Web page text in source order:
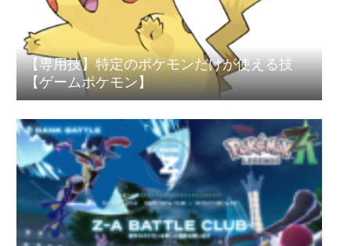
【専用技】特定のポケモンだけが使える技
【ゲームポケモン】